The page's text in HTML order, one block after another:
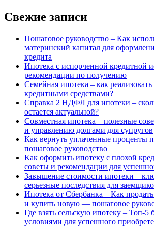
Свежие записи
Пошаговое руководство – Как
материнский капитал для
кредита
Ипотека с испорченной кредитной
рекомендации по получению
Семейная ипотека – как
кредитными средствами?
Справка 2 НДФЛ для ипотеки –
остается актуальной?
Совместная ипотека – полезные
и управлению долгами для супругов
Как вернуть уплаченные проценты
пошаговое руководство
Как оформить ипотеку с плохой
советы и рекомендации для
Завышение стоимости ипотеки –
серьезные последствия для
Ипотека от Сбербанка – Как
и купить новую — пошаговое
Где взять сельскую ипотеку – Топ-
условиями для успешного